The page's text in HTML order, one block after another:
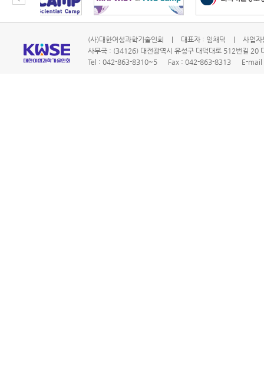
(사)대한여성과학기술인회 대표자 : 임채덕
사업
사무국 : (34126) 대전광역시 유성구 대덕대로 512번길 20
Tel : 042-863-8310~5
Fax : 042-863-8313 E-mail